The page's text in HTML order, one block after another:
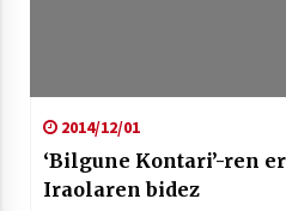
2014/12/01
‘Bilgune Kontari’-ren
Iraolaren bidez